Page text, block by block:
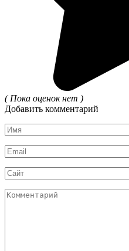
( Пока оценок нет )
Добавить комментарий
Имя
*
Email
*
Сайт
Комментарий